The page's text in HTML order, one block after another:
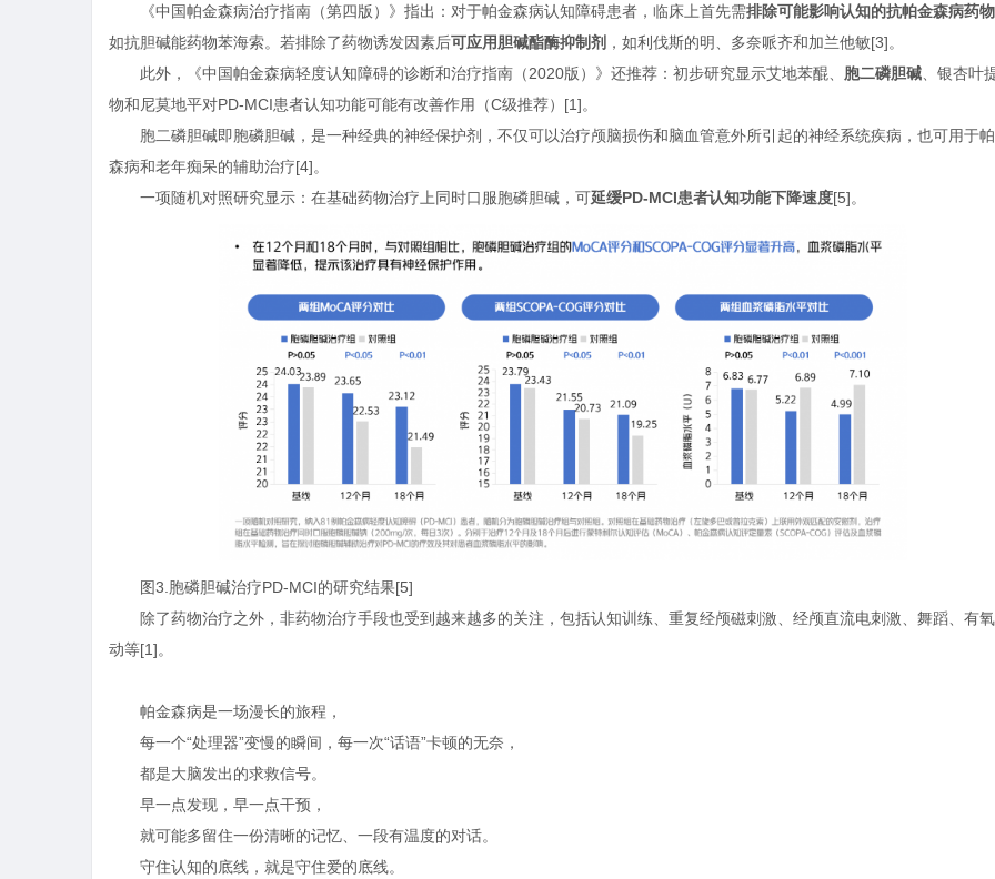
《中国帕金森病治疗指南（第四版）》指出：对于帕金森病认知障碍患者，临床上首先需排除可能影响认知的抗帕金森病药物
如抗胆碱能药物苯海索。若排除了药物诱发因素后可应用胆碱酯酶抑制剂 ，如利伐斯的明、多奈哌齐和加兰他敏[3]。
此外，《中国帕金森病轻度认知障碍的诊断和治疗指南（2020版）》还推荐：初步研究显示艾地苯醌、 胞二磷胆碱 、银杏叶
物和尼莫地平对PD-MCI患者认知功能可能有改善作用（C级推荐）[1]。
胞二磷胆碱即胞磷胆碱，是一种经典的神经保护剂，不仅可以治疗颅脑损伤和脑血管意外所引起的神经系统疾病，也可用于
森病和老年痴呆的辅助治疗[4]。
一项随机对照研究显示：在基础药物治疗上同时口服胞磷胆碱，可延缓PD-MCI患者认知功能下降速度[5]。
图3.胞磷胆碱治疗PD-MCI的研究结果[5]
除了药物治疗之外，非药物治疗手段也受到越来越多的关注，包括认知训练、重复经颅磁刺激、经颅直流电刺激、舞蹈、有
动等[1]。
帕金森病是一场漫长的旅程，
每一个“处理器”变慢的瞬间，每一次“话语”卡顿的无奈，
都是大脑发出的求救信号。
早一点发现，早一点干预，
就可能多留住一份清晰的记忆、一段有温度的对话。
守住认知的底线，就是守住爱的底线。